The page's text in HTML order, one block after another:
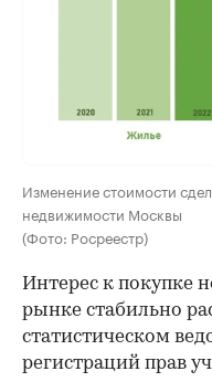
Изменение стоимости
недвижимости Москвы
(Фото: Росреестр)
Интерес к покупке
рынке стабильно
статистическом
регистраций прав